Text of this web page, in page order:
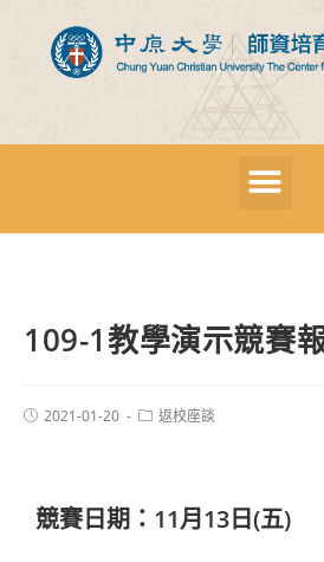
109-1教學演示競賽
2021-01-20 返校座談
競賽日期：11月13日(五)